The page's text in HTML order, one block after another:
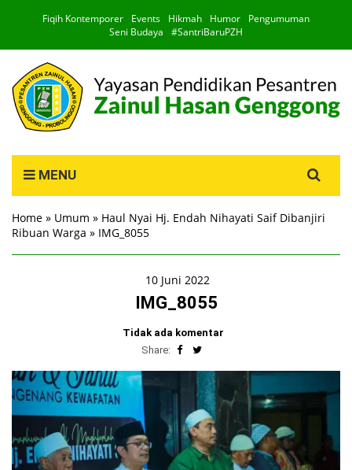
Fiqih Kontemporer Events Hikmah Humor
Pengumuman
Seni Budaya
#SantriBaruPZH
MENU
for:
Home » Umum » Haul Nyai Hj. Endah Nihayati Saif Dibanjiri
Ribuan Warga » IMG_8055
10 Juni 2022
IMG_8055
Tidak ada komentar
Share: